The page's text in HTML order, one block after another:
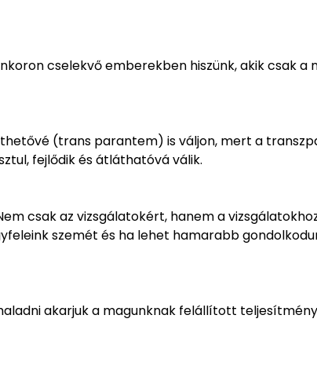
cselekvő emberekben hiszünk, akik csak a
(trans parantem) is váljon, mert a
fejlődik és átláthatóvá válik.
csak az vizsgálatokért, hanem a
szemét és ha lehet hamarabb
akarjuk a magunknak felállított